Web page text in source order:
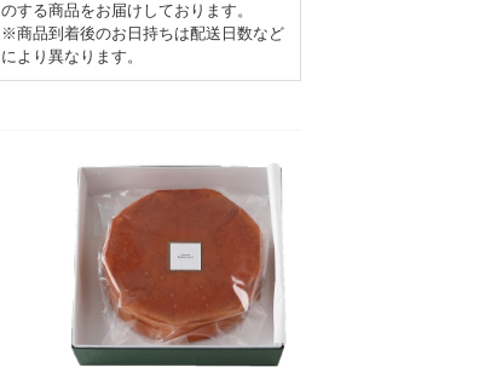
のする商品をお届けしております。
※商品到着後のお日持ちは配送日数など
により異なります。